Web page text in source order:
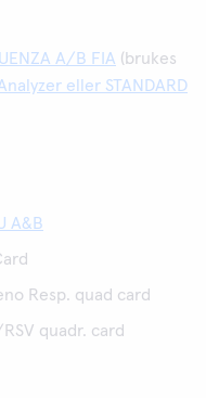
A/B FIA (brukes
eller STANDARD
A&B
Resp. quad card
quadr. card